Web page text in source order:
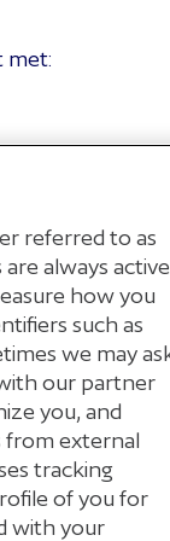
en gevolgen
Denk
met:
jij als ouder
op bij ‘AOW,
vallen’.
Pensioenfonds
referred to as
always active.
how you
such as
we may
our partner
you, and
from external
tracking
of you for
with your